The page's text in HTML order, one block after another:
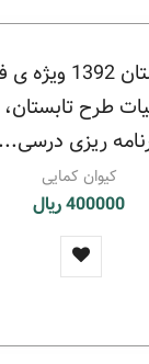
فصلنامه ی
طرح
ریزی درسی...
کیوان کمایی
400000 ریال